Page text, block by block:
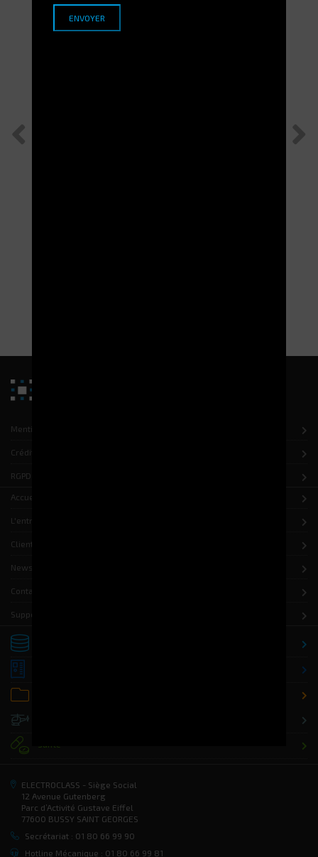
Applications Terrains
Mentions légales
Crédits
RGPD
Accueil
L'entreprise
Clients
News
Contact
Support
Santé
ELECTROCLASS - Siège Social
12 Avenue Gutenberg
Parc d’Activité Gustave Eiffel
77600 BUSSY SAINT GEORGES
Secrétariat : 01 80 66 99 90
Hotline Mécanique : 01 80 66 99 81